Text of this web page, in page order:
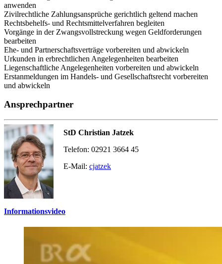
anwenden
Zivilrechtliche Zahlungsansprüche gerichtlich geltend machen
Rechtsbehelfs- und Rechtsmittelverfahren begleiten
Vorgänge in der Zwangsvollstreckung wegen Geldforderungen
bearbeiten
Ehe- und Partnerschaftsverträge vorbereiten und abwickeln
Urkunden in erbrechtlichen Angelegenheiten bearbeiten
Liegenschaftliche Angelegenheiten vorbereiten und abwickeln
Erstanmeldungen im Handels- und Gesellschaftsrecht vorbereiten
und abwickeln
Ansprechpartner
StD Christian Jatzek
Telefon: 02921 3664 45
E-Mail: cjatzek
Informationsvideo